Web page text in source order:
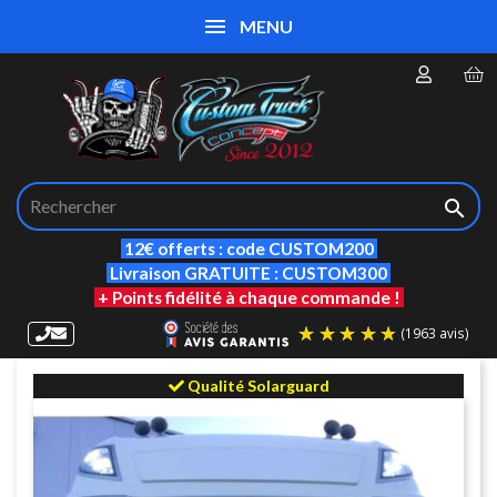

12€ offerts : code CUSTOM200
Livraison GRATUITE : CUSTOM300
+ Points fidélité à chaque commande !
MENU
Qualité Solarguard